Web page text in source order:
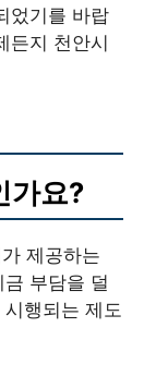
었기를 바랍
든지 천안시
가요?
제공하는
부담을 덜
행되는 제도